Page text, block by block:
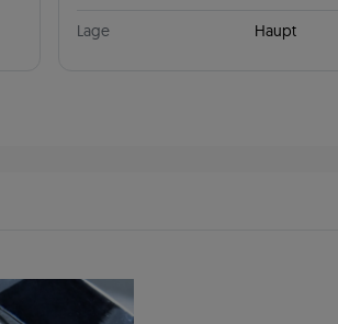
Lage Haupt